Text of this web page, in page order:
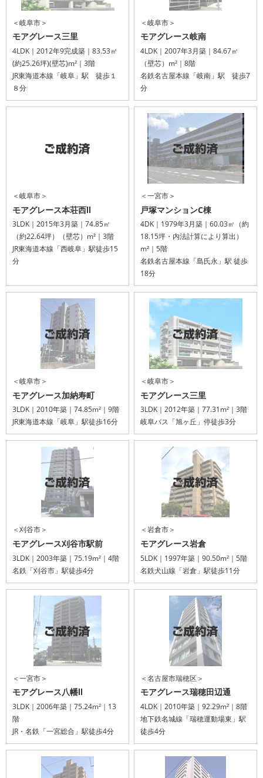
＜岐阜市＞
モアグレース三里
4LDK｜2012年9完成築｜83.53㎡
(約25.26坪)(壁芯)m²｜3階
JR東海道本線「岐阜」駅 徒歩１
８分
＜岐阜市＞
モアグレース岐南
4LDK｜2007年3月築｜84.67㎡
（壁芯）m²｜8階
名鉄名古屋本線「岐南」駅 徒歩7
分
＜岐阜市＞
モアグレース本荘西Ⅱ
3LDK｜2015年3月築｜74.85㎡
（約22.64坪）（壁芯）m²｜3階
JR東海道本線「西岐阜」駅徒歩15
分
＜一宮市＞
戸塚マンションC棟
4DK｜1979年3月築｜60.03㎡（約
18.15坪・内法計算により算出）
m²｜5階
名鉄名古屋本線「島氏永」駅 徒歩
18分
＜岐阜市＞
モアグレース加納寿町
3LDK｜2010年築｜74.85m²｜9階
JR東海道本線「岐阜」駅徒歩16分
＜岐阜市＞
モアグレース三里
3LDK｜2012年築｜77.31m²｜3階
岐阜バス「旭ヶ丘」停徒歩3分
＜刈谷市＞
モアグレース刈谷市駅前
3LDK｜2003年築｜75.19m²｜4階
名鉄「刈谷市」駅徒歩4分
＜岩倉市＞
モアグレース岩倉
5LDK｜1997年築｜90.50m²｜5階
名鉄犬山線「岩倉」駅徒歩11分
＜一宮市＞
モアグレース八幡Ⅱ
3LDK｜2006年築｜75.24m²｜13
階
JR・名鉄「一宮総合」駅徒歩4分
＜名古屋市瑞穂区＞
モアグレース瑞穂田辺通
4LDK｜2010年築｜92.29m²｜8階
地下鉄名城線「瑞穂運動場東」駅
徒歩4分